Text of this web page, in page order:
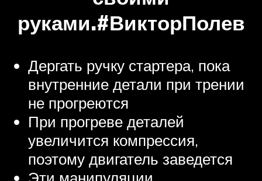
руками.#ВикторПолев
Дергать ручку стартера, пока
внутренние детали при трении
не прогреются
При прогреве деталей
увеличится компрессия,
поэтому двигатель заведется